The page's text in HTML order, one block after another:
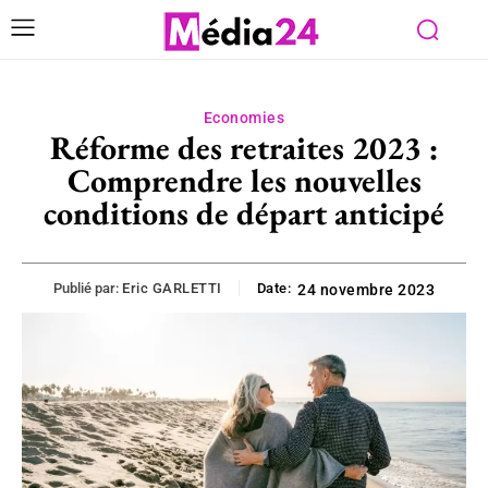
Economies
Réforme des retraites 2023 :
Comprendre les nouvelles
conditions de départ anticipé
Publié par: Eric GARLETTI Date: 24 novembre 2023